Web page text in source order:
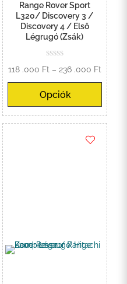
Range Rover Sport
L320/ Discovery 3 /
Discovery 4 / Első
Légrugó (Zsák)
118 .000 Ft – 236 .000 Ft
118
.000
-
236
.000
Opciók